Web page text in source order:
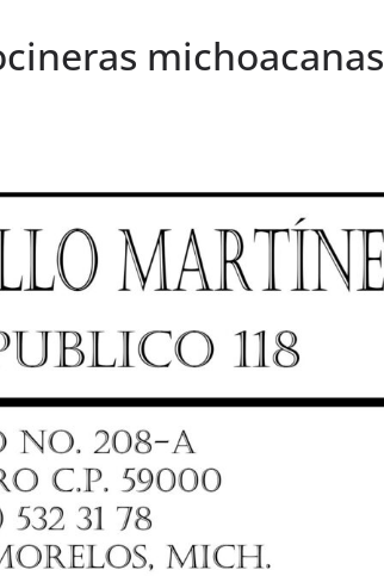
michoacanas